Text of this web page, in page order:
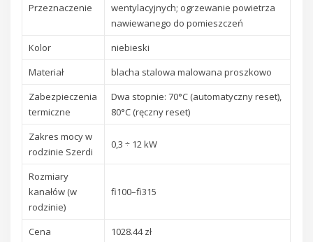
Przeznaczenie
wentylacyjnych; ogrzewanie powietrza
nawiewanego do pomieszczeń
Kolor
niebieski
Materiał
blacha stalowa malowana proszkowo
Zabezpieczenia
termiczne
Dwa stopnie: 70°C (automatyczny reset),
80°C (ręczny reset)
Zakres mocy w
rodzinie Szerdi
0,3 ÷ 12 kW
Rozmiary
kanałów (w
rodzinie)
fi100–fi315
Cena 1028.44 zł